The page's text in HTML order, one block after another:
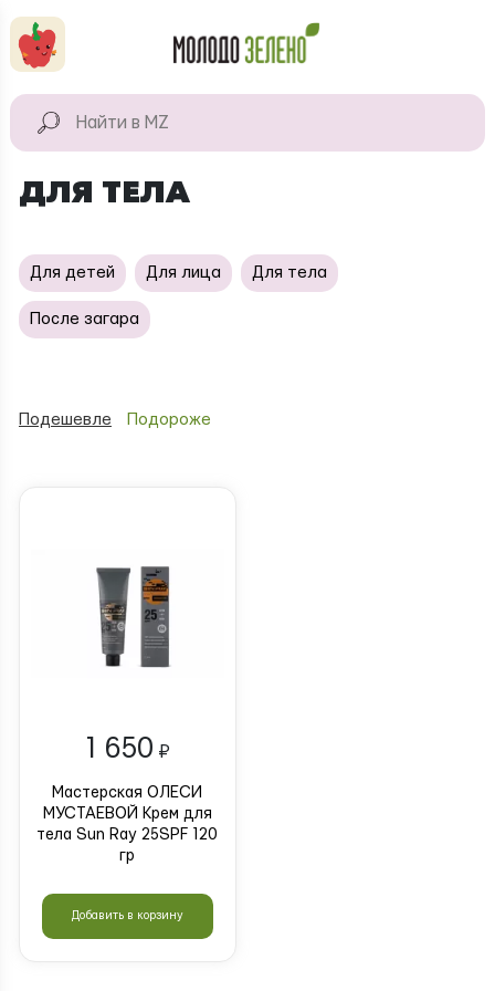
КАТАЛОГ
продукты
Натуральная
косметика
ДЛЯ ТЕЛА
Для детей Для лица Для тела
После загара
Подешевле Подороже
1 650 ₽
Мастерская ОЛЕСИ
МУСТАЕВОЙ Крем для
тела Sun Ray 25SPF 120
гр
Добавить в корзину